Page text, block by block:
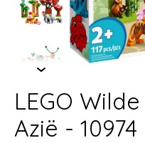
LEGO
Azië - 10974